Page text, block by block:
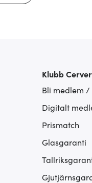
Klubb
Bli medlem /
Digitalt
Prismatch
Glasgaranti